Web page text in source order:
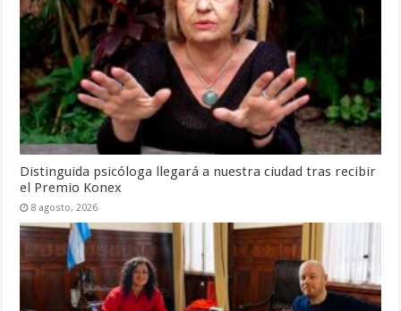
Distinguida psicóloga llegará a nuestra ciudad tras recibir
el Premio Konex
8 agosto, 2026